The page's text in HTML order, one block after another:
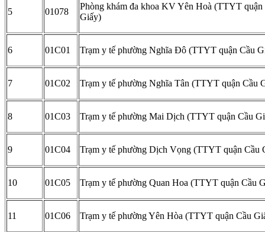
5 01078
Phòng khám đa khoa KV Yên Hoà (TTYT quận
Giấy)
6 01C01 Trạm y tế phường Nghĩa Đô (TTYT quận Cầu
7 01C02 Trạm y tế phường Nghĩa Tân (TTYT quận Cầu
8 01C03 Trạm y tế phường Mai Dịch (TTYT quận Cầu
9 01C04 Trạm y tế phường Dịch Vọng (TTYT quận Cầu
10 01C05 Trạm y tế phường Quan Hoa (TTYT quận Cầu
11 01C06 Trạm y tế phường Yên Hòa (TTYT quận Cầu